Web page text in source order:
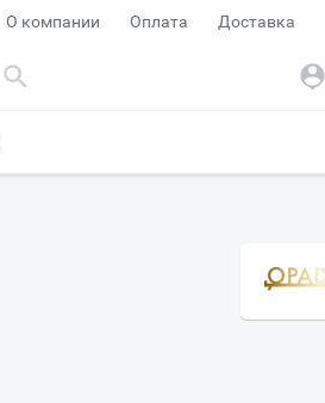
О компании Оплата Доставка